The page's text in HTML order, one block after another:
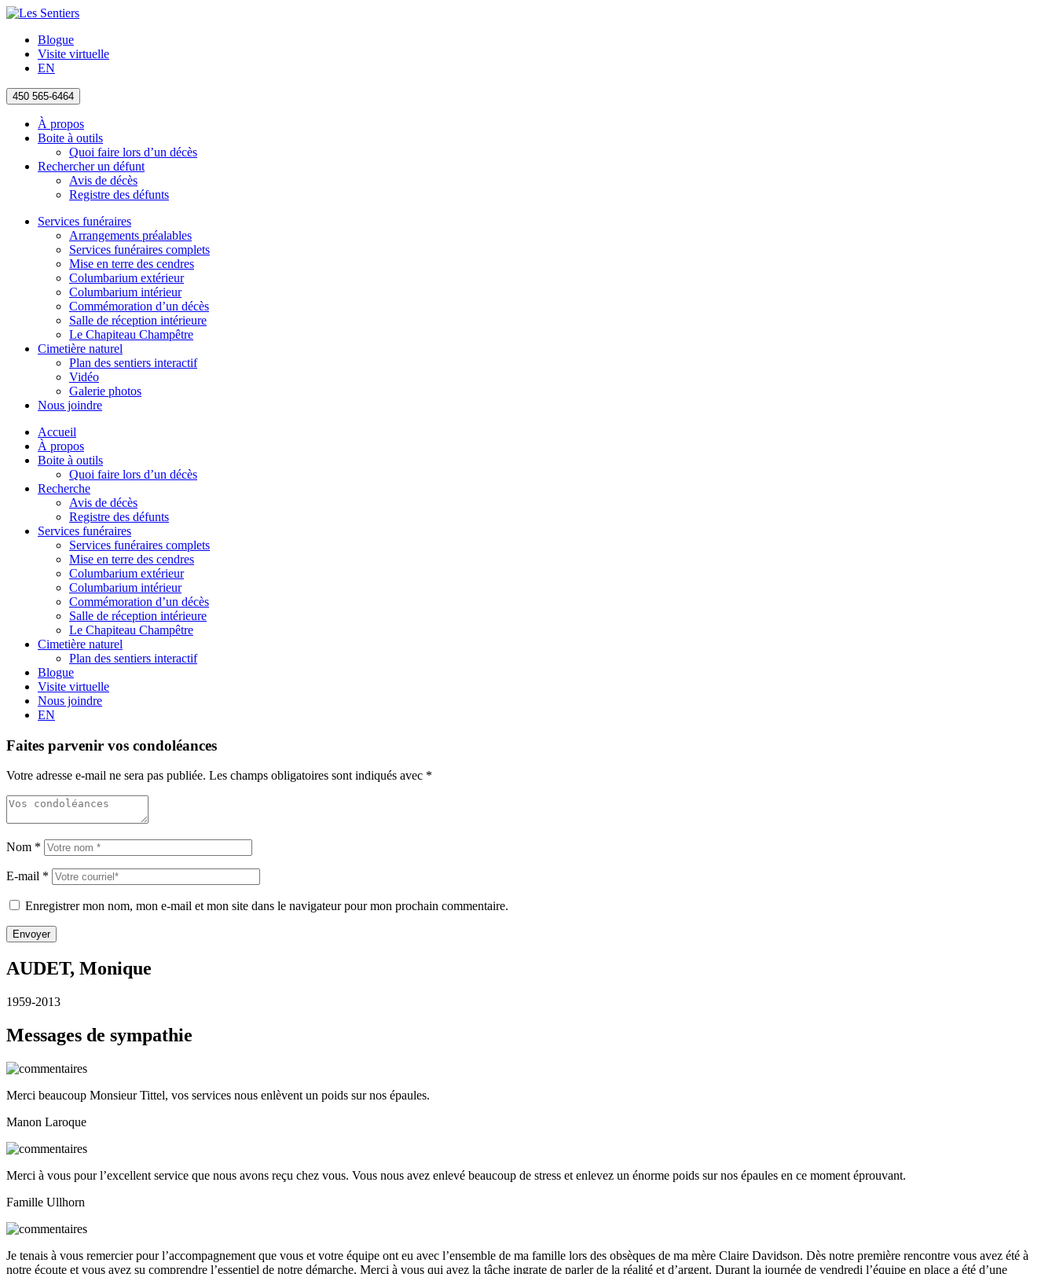
Blogue
Visite virtuelle
EN
450 565-6464
À propos
Boite à outils
Quoi faire lors d’un décès
Rechercher un défunt
Avis de décès
Registre des défunts
Services funéraires
Arrangements préalables
Services funéraires complets
Mise en terre des cendres
Columbarium extérieur
Columbarium intérieur
Commémoration d’un décès
Salle de réception intérieure
Le Chapiteau Champêtre
Cimetière naturel
Plan des sentiers interactif
Vidéo
Galerie photos
Nous joindre
Accueil
À propos
Boite à outils
Quoi faire lors d’un décès
Recherche
Avis de décès
Registre des défunts
Services funéraires
Services funéraires complets
Mise en terre des cendres
Columbarium extérieur
Columbarium intérieur
Commémoration d’un décès
Salle de réception intérieure
Le Chapiteau Champêtre
Cimetière naturel
Plan des sentiers interactif
Blogue
Visite virtuelle
Nous joindre
EN
Faites parvenir vos condoléances
Votre adresse e-mail ne sera pas publiée. Les champs obligatoires sont indiqués avec *
Nom *
E-mail *
Enregistrer mon nom, mon e-mail et mon site dans le navigateur pour mon prochain commentaire.
AUDET, Monique
1959-2013
Messages de sympathie
Merci beaucoup Monsieur Tittel, vos services nous enlèvent un poids sur nos épaules.
Manon Laroque
Merci à vous pour l’excellent service que nous avons reçu chez vous. Vous nous avez enlevé beaucoup de stress et enlevez un énorme poids sur nos épaules en ce moment éprouvant.
Famille Ullhorn
Je tenais à vous remercier pour l’accompagnement que vous et votre équipe ont eu avec l’ensemble de ma famille lors des obsèques de ma mère Claire Davidson. Dès notre première rencontre vous avez été à
notre écoute et vous avez su comprendre l’essentiel de notre démarche. Merci à vous qui avez la tâche ingrate de parler de la réalité et d’argent. Durant la journée de vendredi l’équipe en place a été d’une